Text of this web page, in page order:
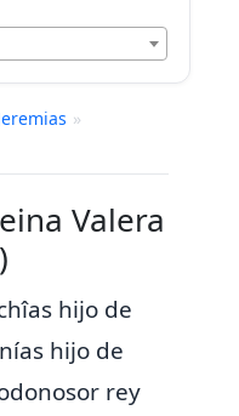
»
Valera
hijo de
hijo de
rey